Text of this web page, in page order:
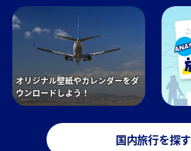
オリジナル壁紙やカレンダーをダ
ウンロードしよう！
国内旅行を探す